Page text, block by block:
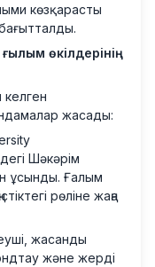
көзқарасты
өкілдерінің
жасады:
Шәкәрім
ұсынды. Ғалым
рөліне жаңа
жасанды
және жерді